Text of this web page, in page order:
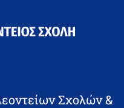
Σχολών &